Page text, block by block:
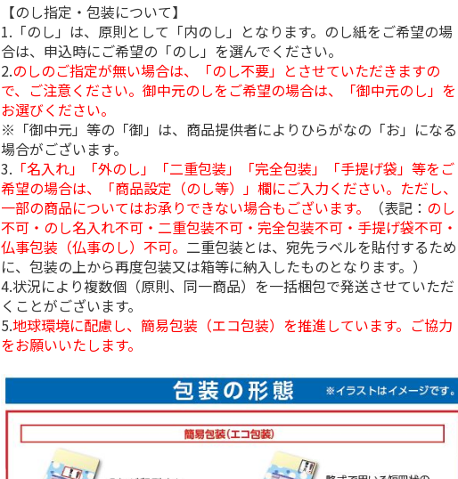
【のし指定・包装について】
1.「のし」は、原則として「内のし」となります。のし紙をご希望の場
合は、申込時にご希望の「のし」を選んでください。
2.のしのご指定が無い場合は、「のし不要」とさせていただきますの
で、ご注意ください。御中元のしをご希望の場合は、「御中元のし」を
お選びください。
※「御中元」等の「御」は、商品提供者によりひらがなの「お」になる
場合がございます。
3. 「名入れ」「外のし」「二重包装」「完全包装」「手提げ袋」等をご
希望の場合は、「商品設定（のし等）」欄にご入力ください。ただし、
一部の商品についてはお承りできない場合もございます。
（表記： のし
不可・のし名入れ不可・二重包装不可・完全包装不可・手提げ袋不可・
仏事包装（仏事のし）不可。 二重包装とは、宛先ラベルを貼付するため
に、包装の上から再度包装又は箱等に納入したものとなります。）
4.状況により複数個（原則、同一商品）を一括梱包で発送させていただ
くことがございます。
5.地球環境に配慮し、簡易包装（エコ包装）を推進しています。ご協力
をお願いいたします。